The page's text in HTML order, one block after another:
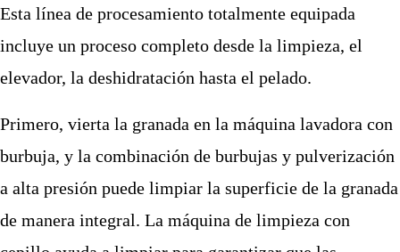
Esta línea de procesamiento totalmente equipada
incluye un proceso completo desde la limpieza, el
elevador, la deshidratación hasta el pelado.
Primero, vierta la granada en la máquina lavadora con
burbuja, y la combinación de burbujas y pulverización
a alta presión puede limpiar la superficie de la granada
de manera integral. La máquina de limpieza con